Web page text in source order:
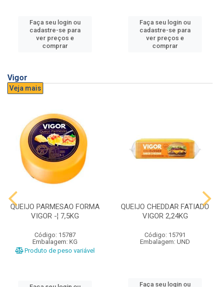
Faça seu login ou
cadastre-se para
ver preços e
comprar
Faça seu login ou
cadastre-se para
ver preços e
comprar
Vigor
Veja mais
QUEIJO PARMESAO FORMA
VIGOR -¦ 7,5KG
Código: 15787
Embalagem: KG
Produto de peso variável
QUEIJO CHEDDAR FATIADO
VIGOR 2,24KG
Código: 15791
Embalagem: UND
Faça seu login ou